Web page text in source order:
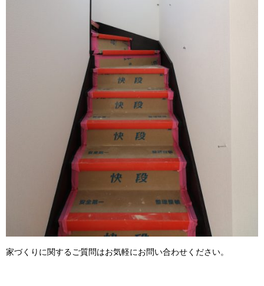
家づくりに関するご質問はお気軽にお問い合わせください。